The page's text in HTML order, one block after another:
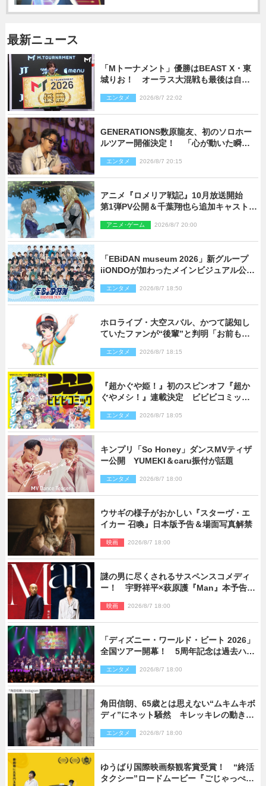
最新ニュース
「Mトーナメント」優勝はBEAST X・東
城りお！ オーラス大混戦も最後は自ら
エンタメ 2026/8/7 22:02
GENERATIONS数原龍友、初のソロホー
ルツアー開催決定！ 「心が動いた瞬間
エンタメ 2026/8/7 20:15
アニメ『ロメリア戦記』10月放送開始
第1弾PV公開＆千葉翔也ら追加キャスト4
アニメ･ゲーム 2026/8/7 20:00
「EBiDAN museum 2026」新グループ
iiONDOが加わったメインビジュアル公
エンタメ 2026/8/7 18:50
ホロライブ・大空スバル、かつて認知し
ていたファンが“後輩”と判明「お前もし
エンタメ 2026/8/7 18:15
『超かぐや姫！』初のスピンオフ『超か
ぐやメシ！』連載決定 ビビビコミック
エンタメ 2026/8/7 18:05
キンプリ「So Honey」ダンスMVティザ
ー公開 YUMEKI＆caru振付が話題
エンタメ 2026/8/7 18:00
ウサギの様子がおかしい『スターヴ・エ
イカー 召喚』日本版予告＆場面写真解禁
映画 2026/8/7 18:00
謎の男に尽くされるサスペンスコメディ
ー！ 宇野祥平×萩原護『Man』本予告＆
映画 2026/8/7 18:00
「ディズニー・ワールド・ビート 2026」
全国ツアー開幕！ 5周年記念は過去ハイ
ポート】
エンタメ 2026/8/7 18:00
角田信朗、65歳とは思えない“ムキムキボ
ディ”にネット騒然 キレッキレの動きを
エンタメ 2026/8/7 18:00
ゆうばり国際映画祭観客賞受賞！ “終活
タクシー”ロードムービー『ごじゃっぺタ